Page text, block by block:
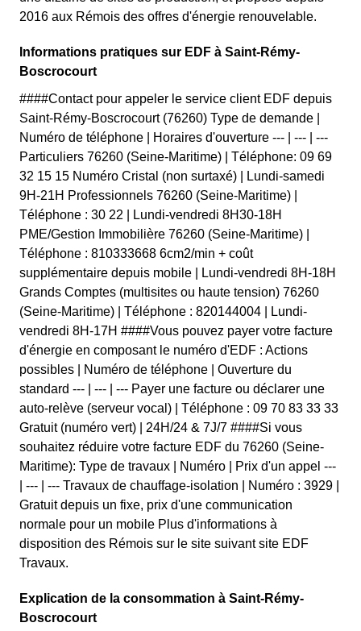
2016 aux Rémois des offres d'énergie renouvelable.
Informations pratiques sur EDF à Saint-Rémy-
Boscrocourt
####Contact pour appeler le service client EDF depuis
Saint-Rémy-Boscrocourt (76260) Type de demande |
Numéro de téléphone | Horaires d'ouverture --- | --- | ---
Particuliers 76260 (Seine-Maritime) | Téléphone: 09 69
32 15 15 Numéro Cristal (non surtaxé) | Lundi-samedi
9H-21H Professionnels 76260 (Seine-Maritime) |
Téléphone : 30 22 | Lundi-vendredi 8H30-18H
PME/Gestion Immobilière 76260 (Seine-Maritime) |
Téléphone : 810333668 6cm2/min + coût
supplémentaire depuis mobile | Lundi-vendredi 8H-18H
Grands Comptes (multisites ou haute tension) 76260
(Seine-Maritime) | Téléphone : 820144004 | Lundi-
vendredi 8H-17H ####Vous pouvez payer votre facture
d'énergie en composant le numéro d'EDF : Actions
possibles | Numéro de téléphone | Ouverture du
standard --- | --- | --- Payer une facture ou déclarer une
auto-relève (serveur vocal) | Téléphone : 09 70 83 33 33
Gratuit (numéro vert) | 24H/24 & 7J/7 ####Si vous
souhaitez réduire votre facture EDF du 76260 (Seine-
Maritime): Type de travaux | Numéro | Prix d'un appel ---
| --- | --- Travaux de chauffage-isolation | Numéro : 3929 |
Gratuit depuis un fixe, prix d'une communication
normale pour un mobile Plus d'informations à
disposition des Rémois sur le site suivant site EDF
Travaux.
Explication de la consommation à Saint-Rémy-
Boscrocourt